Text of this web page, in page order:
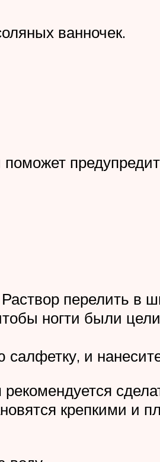
ванночек.
перелить в
ногти были
и
крепкими и